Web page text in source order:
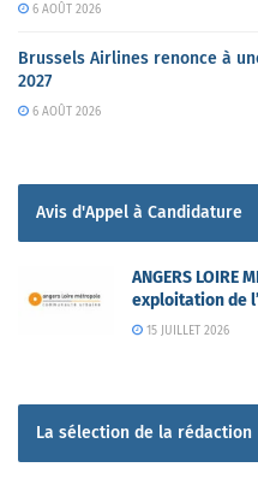
6 AOÛT 2026
Brussels Airlines renonce à
2027
6 AOÛT 2026
Avis d'Appel à Candidature
ANGERS LOIRE
exploitation de
15 JUILLET 2026
La sélection de la rédaction